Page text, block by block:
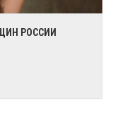
РОССИИ